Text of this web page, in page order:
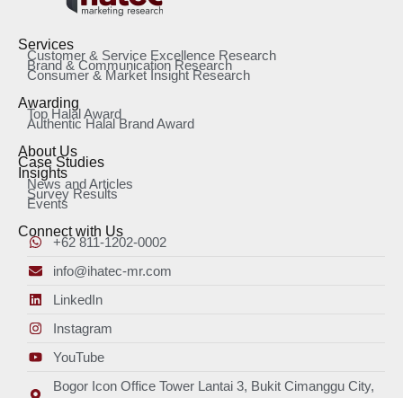
Services
Customer & Service Excellence Research
Brand & Communication Research
Consumer & Market Insight Research
Awarding
Top Halal Award
Authentic Halal Brand Award
About Us
Case Studies
Insights
News and Articles
Survey Results
Events
Connect with Us
+62 811-1202-0002
info@ihatec-mr.com
LinkedIn
Instagram
YouTube
Bogor Icon Office Tower Lantai 3, Bukit Cimanggu City,